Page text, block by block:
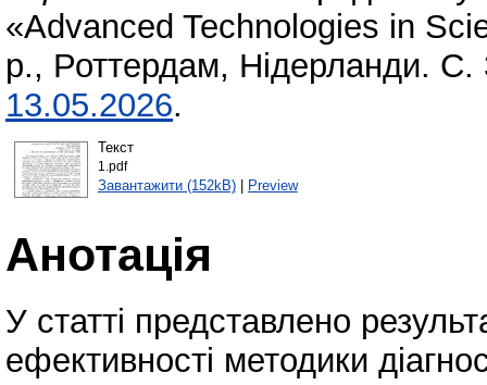
«Advanced Technologies in
р., Роттердам, Нідерланди.
13.05.2026.
Текст
1.pdf
Завантажити (152kB)| Preview
Анотація
У статті представлено
ефективності методики